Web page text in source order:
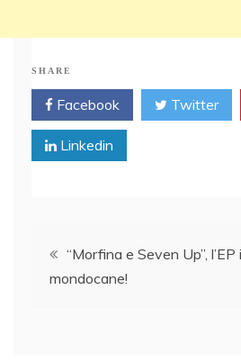
SHARE
Facebook Twitter
Linkedin
Post“Morfina e Seven Up”,
mondocane!